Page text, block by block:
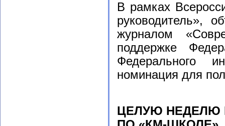
В рамках
руководитель»,
журналом
поддержке
Федерального
номинация для
ЦЕЛУЮ НЕДЕЛЮ